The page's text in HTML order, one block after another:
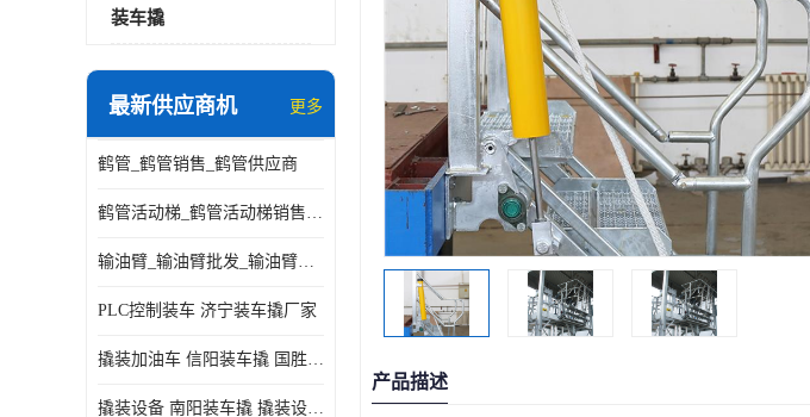
装车撬
最新供应商机 更多
鹤管_鹤管销售_鹤管供应商
鹤管活动梯_鹤管活动梯销售_鹤管活动梯供应商
输油臂_输油臂批发_输油臂厂家
PLC控制装车 济宁装车撬厂家
撬装加油车 信阳装车撬 国胜装备
撬装设备 南阳装车撬 撬装设备 定量控制
产品描述